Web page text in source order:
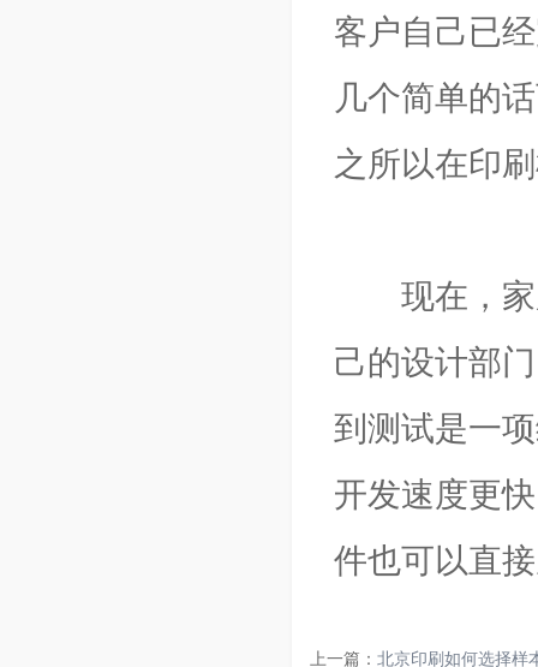
客户自己已
几个简单的
之所以在印
现在，家
己的设计部
到测试是一
开发速度更
件也可以直
上一篇： 北京印刷如何选择样